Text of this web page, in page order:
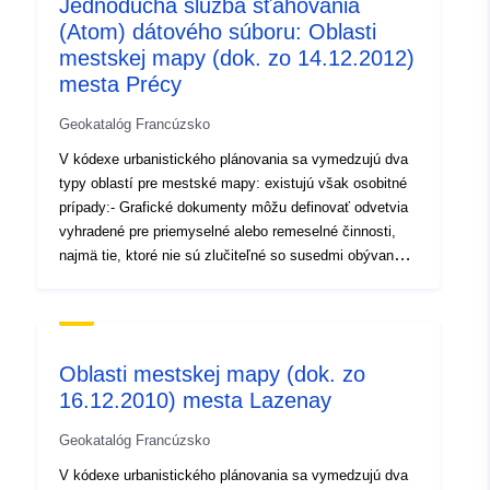
Typ:
Zdroj:
http://inspire.ec.europa.eu/
Jednoduchá služba sťahovania
(Atom) dátového súboru: Oblasti
mestskej mapy (dok. zo 14.12.2012)
mesta Précy
Geokatalóg Francúzsko
V kódexe urbanistického plánovania sa vymedzujú dva
typy oblastí pre mestské mapy: existujú však osobitné
prípady:- Grafické dokumenty môžu definovať odvetvia
vyhradené pre priemyselné alebo remeselné činnosti,
najmä tie, ktoré nie sú zlučiteľné so susedmi obývaných
katastrofou.- Inštalácie potrebné na kolektívne
rozvoj prírodných zdrojov nie sú zahrnuté do zásady
nepravdepodobnosti vyplývajúcej z klasifikácie. V
typy oblastí pre mestské mapy: existujú však osobitné
prípady:- Grafické dokumenty môžu definovať odvetvia
Oblasti mestskej mapy (dok. zo
16.12.2010) mesta Lazenay
Geokatalóg Francúzsko
V kódexe urbanistického plánovania sa vymedzujú dva